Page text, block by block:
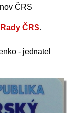
ČRS
ČRS.
- jednatel